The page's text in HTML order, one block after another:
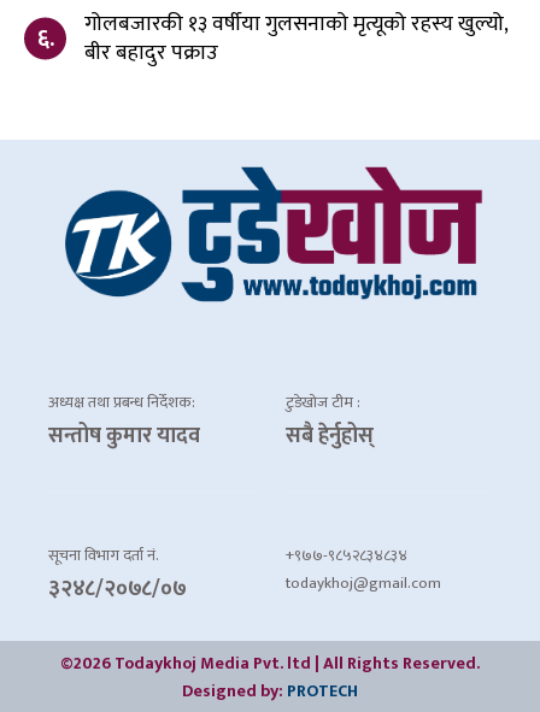
६.
गोलबजारकी १३ वर्षीया गुलसनाको मृत्यूको रहस्य खुल्यो,
बीर बहादुर पक्राउ
अध्यक्ष तथा प्रबन्ध निर्देशक:
सन्तोष कुमार यादव
टुडेखोज टीम :
सबै हेर्नुहोस्
सूचना विभाग दर्ता नं.
३२४८/२०७८/०७
+९७७-९८५२८३४८३४
todaykhoj@gmail.com
©2026 Todaykhoj Media Pvt. ltd | All Rights Reserved.
Designed by: PROTECH